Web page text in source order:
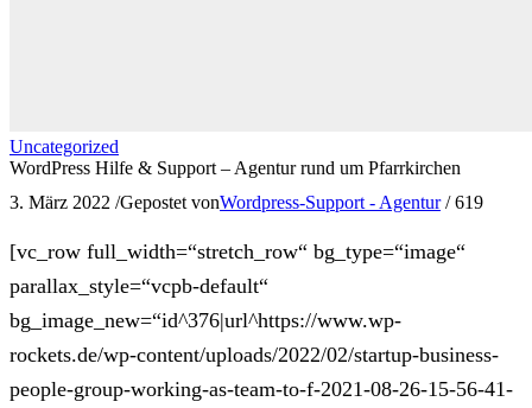
Uncategorized
WordPress Hilfe & Support – Agentur rund um Pfarrkirchen
3. März 2022 /Gepostet vonWordpress-Support - Agentur / 619
[vc_row full_width=“stretch_row“ bg_type=“image“
parallax_style=“vcpb-default“
bg_image_new=“id^376|url^https://www.wp-
rockets.de/wp-content/uploads/2022/02/startup-business-
people-group-working-as-team-to-f-2021-08-26-15-56-41-